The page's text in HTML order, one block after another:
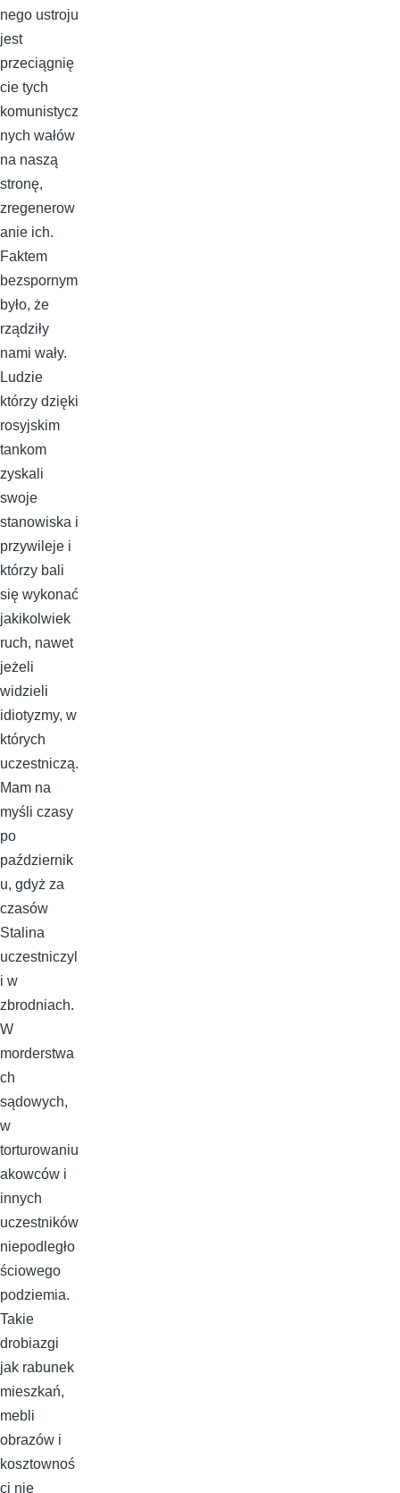
nego ustroju
jest
przeciągnię
cie tych
komunistycz
nych wałów
na naszą
stronę,
zregenerow
anie ich.
Faktem
bezspornym
było, że
rządziły
nami wały.
Ludzie
którzy dzięki
rosyjskim
tankom
zyskali
swoje
stanowiska i
przywileje i
którzy bali
się wykonać
jakikolwiek
ruch, nawet
jeżeli
widzieli
idiotyzmy, w
których
uczestniczą.
Mam na
myśli czasy
po
październik
u, gdyż za
czasów
Stalina
uczestniczyl
i w
zbrodniach.
W
morderstwa
ch
sądowych,
w
torturowaniu
akowców i
innych
uczestników
niepodległo
ściowego
podziemia.
Takie
drobiazgi
jak rabunek
mieszkań,
mebli
obrazów i
kosztownoś
ci nie